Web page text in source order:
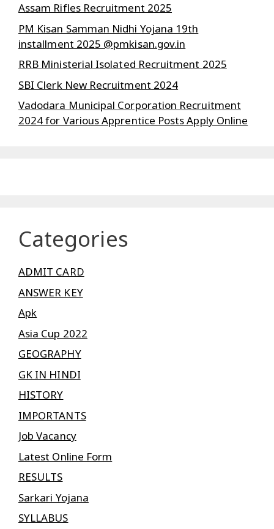
Assam Rifles Recruitment 2025
PM Kisan Samman Nidhi Yojana 19th
installment 2025 @pmkisan.gov.in
RRB Ministerial Isolated Recruitment 2025
SBI Clerk New Recruitment 2024
Vadodara Municipal Corporation Recruitment
2024 for Various Apprentice Posts Apply Online
Categories
ADMIT CARD
ANSWER KEY
Apk
Asia Cup 2022
GEOGRAPHY
GK IN HINDI
HISTORY
IMPORTANTS
Job Vacancy
Latest Online Form
RESULTS
Sarkari Yojana
SYLLABUS